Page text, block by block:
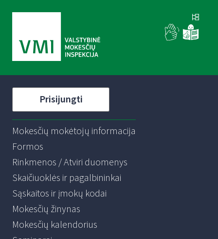
Prisijungti
Mokesčių mokėtojų informacija
Formos
Rinkmenos / Atviri duomenys
Skaičiuoklės ir pagalbininkai
Sąskaitos ir įmokų kodai
Mokesčių žinynas
Mokesčių kalendorius